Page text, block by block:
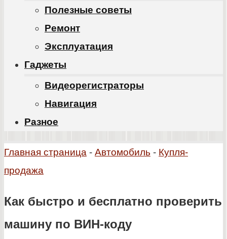
Полезные советы
Ремонт
Эксплуатация
Гаджеты
Видеорегистраторы
Навигация
Разное
Главная страница - Автомобиль - Купля-
продажа
Как быстро и бесплатно проверить
машину по ВИН-коду